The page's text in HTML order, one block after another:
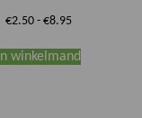
€2.50 - €8.95Prijsklasse:
tot
€8.95
In winkelmandproduct